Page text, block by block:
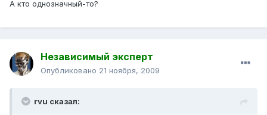
А кто однозначный-то?
Независимый эксперт
Опубликовано 21 ноября, 2009
rvu сказал: